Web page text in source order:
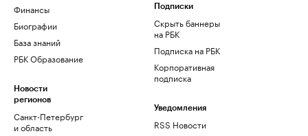
Финансы
Биографии
База знаний
РБК Образование
Новости
регионов
Санкт-Петербург
и область
Подписки
Скрыть баннеры
на РБК
Подписка на РБК
Корпоративная
подписка
Уведомления
RSS Новости